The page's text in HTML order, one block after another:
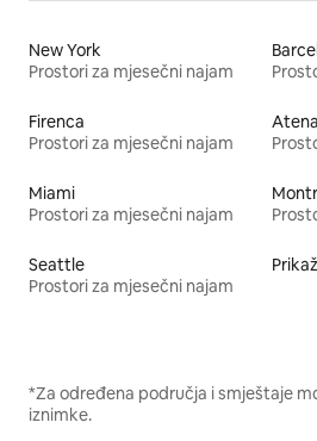
New York
Prostori za mjesečni najam
Firenca
Prostori za mjesečni najam
Atena
Miami
Prostori za mjesečni najam
Seattle
Prostori za mjesečni najam
*Za određena područja i smještaje
iznimke.